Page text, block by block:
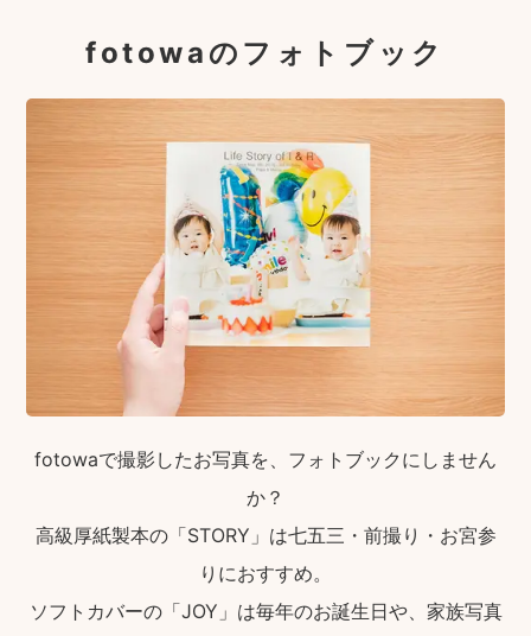
fotowaのフォトブック
fotowaで撮影したお写真を、フォトブックにしません
か？
高級厚紙製本の「STORY」は七五三・前撮り・お宮参
りにおすすめ。
ソフトカバーの「JOY」は毎年のお誕生日や、家族写真